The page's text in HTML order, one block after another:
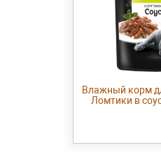
Влажный корм
Ломтики в